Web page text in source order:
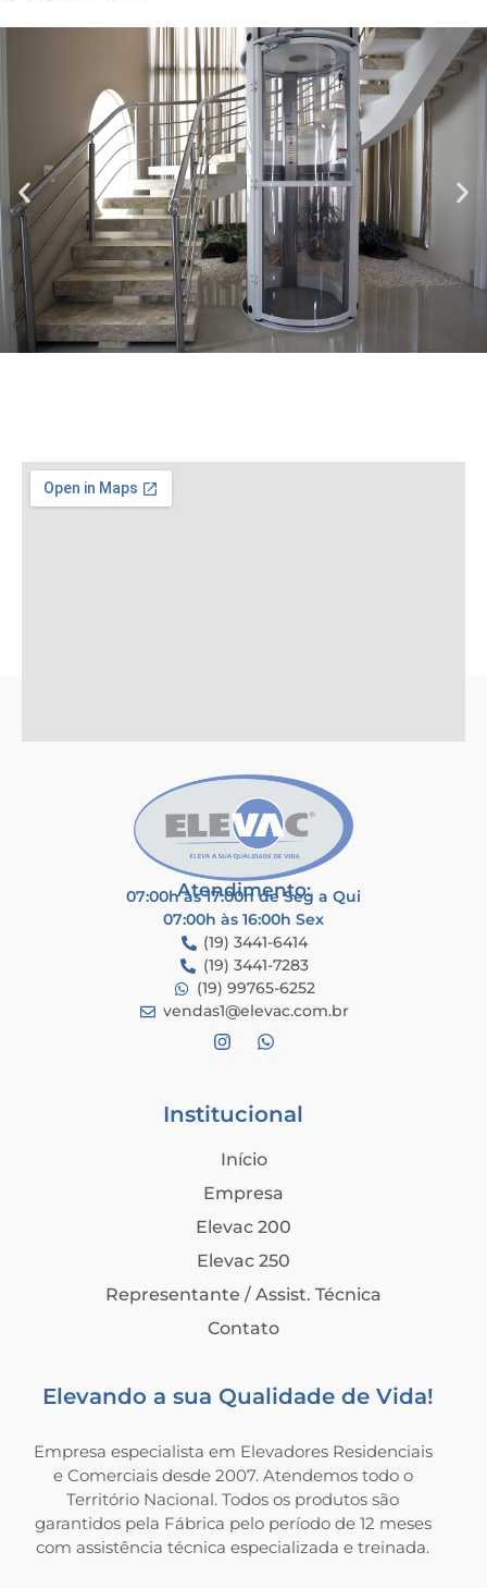
Atendimento:
07:00h às 17:00h de Seg a Qui
07:00h às 16:00h Sex
(19) 3441-6414
(19) 3441-7283
(19) 99765-6252
vendas1@elevac.com.br
Institucional
Início
Empresa
Elevac 200
Elevac 250
Representante / Assist. Técnica
Contato
Elevando a sua Qualidade de Vida!
Empresa especialista em Elevadores Residenciais
e Comerciais desde 2007. Atendemos todo o
Território Nacional. Todos os produtos são
garantidos pela Fábrica pelo período de 12 meses
com assistência técnica especializada e treinada.